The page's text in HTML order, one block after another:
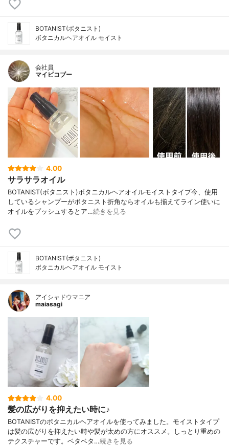
BOTANIST(ボタニスト)
ボタニカルヘアオイル モイスト
会社員
マイピコブー
4.00
サラサラオイル
BOTANIST(ボタニスト)ボタニカルヘアオイルモイストタイプ今、使用
しているシャンプーがボタニスト折角ならオイルも揃えてライン使いに
オイルをプッシュするとア…続きを見る
BOTANIST(ボタニスト)
ボタニカルヘアオイル モイスト
アイシャドウマニア
maiasagi
4.00
髪の広がりを抑えたい時に♪
BOTANISTのボタニカルヘアオイルを使ってみました。モイストタイプ
は髪の広がりを抑えたい時や髪が太めの方にオススメ。しっとり重めの
テクスチャーです。ベタベタ…続きを見る